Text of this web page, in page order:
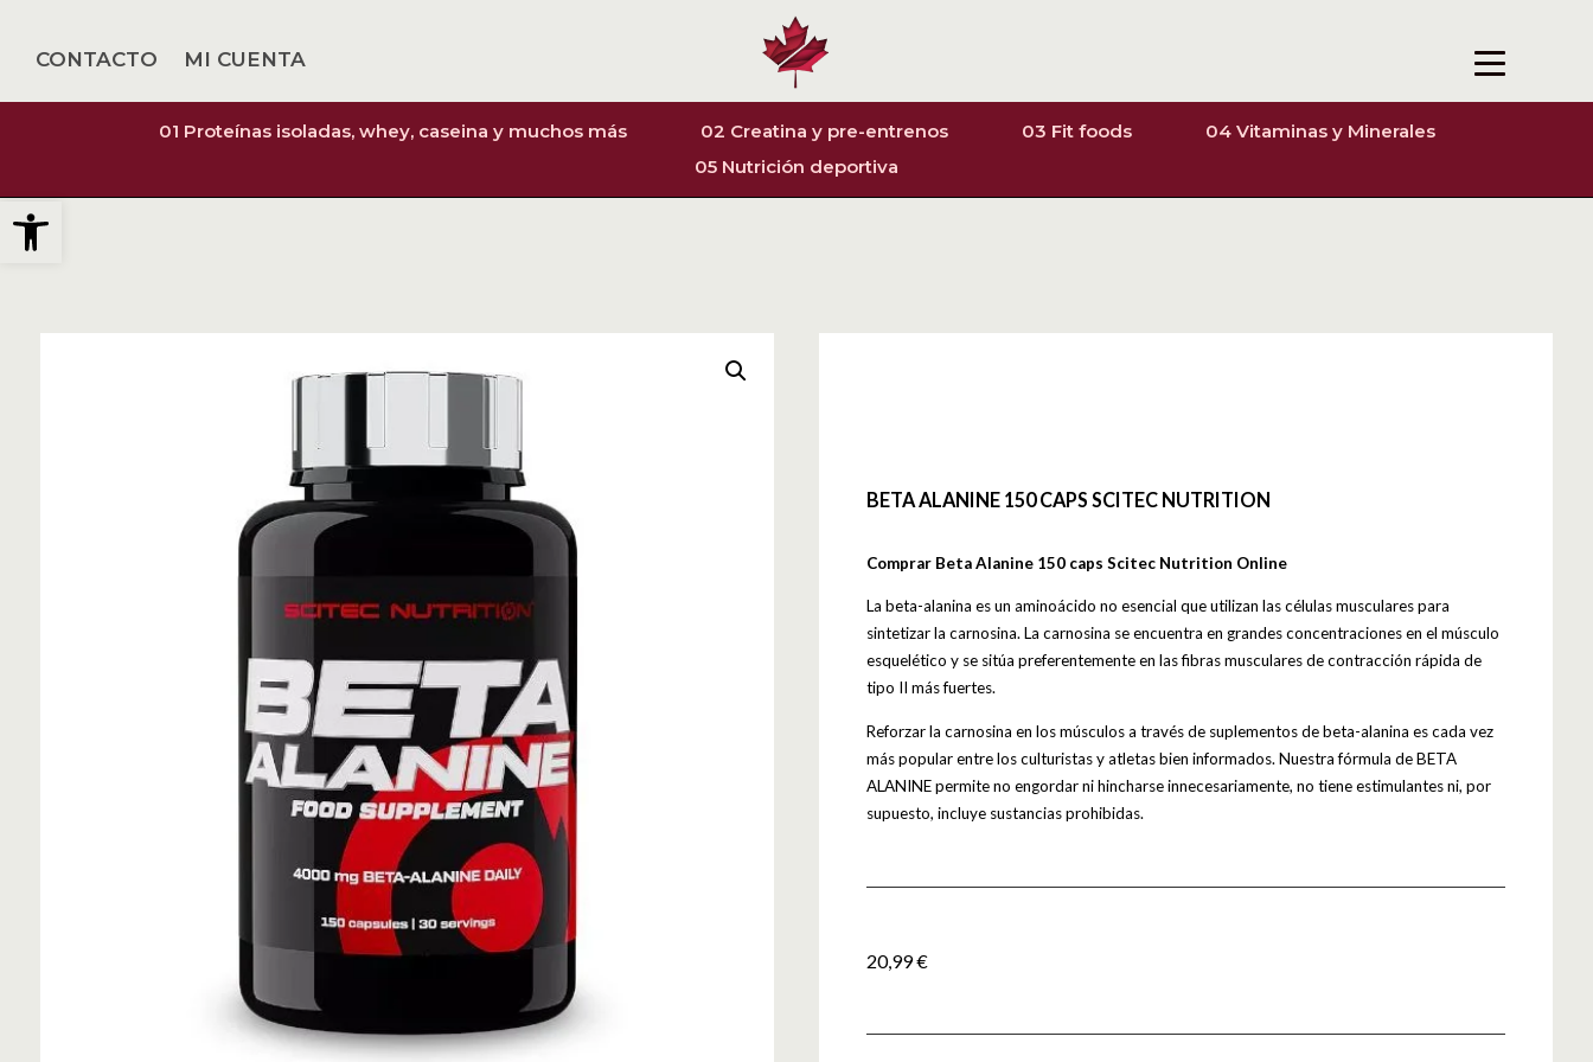
Abrir barra de herramientas
CONTACTO MI CUENTA
01 Proteínas isoladas, whey, caseina y muchos más 02 Creatina y pre-entrenos 03 Fit foods
04 Vitaminas y Minerales
05 Nutrición deportiva
BETA ALANINE 150 CAPS SCITEC NUTRITION
Comprar Beta Alanine 150 caps Scitec Nutrition Online
La beta-alanina es un aminoácido no esencial que utilizan las células musculares para
sintetizar la carnosina. La carnosina se encuentra en grandes concentraciones en el músculo
esquelético y se sitúa preferentemente en las fibras musculares de contracción rápida de
tipo II más fuertes.
Reforzar la carnosina en los músculos a través de suplementos de beta-alanina es cada vez
más popular entre los culturistas y atletas bien informados. Nuestra fórmula de BETA
ALANINE permite no engordar ni hincharse innecesariamente, no tiene estimulantes ni, por
supuesto, incluye sustancias prohibidas.
20,99€